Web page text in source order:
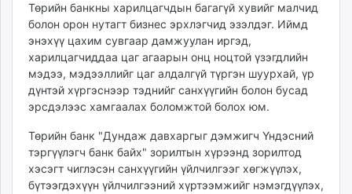
isee.mn
mglradio.com
fact.mn
itoim.mn
tumen.mn
shuum.mn
tvmongolia.mn
mass.mn
unegui.mn
Төрийн банкны харилцагчдын багагүй хувийг малчид
болон орон нутагт бизнес эрхлэгчид эзэлдэг. Иймд
энэхүү цахим сувгаар дамжуулан иргэд,
харилцагчиддаа цаг агаарын онц ноцтой үзэгдлийн
мэдээ, мэдээллийг цаг алдалгүй түргэн шуурхай, үр
дүнтэй хүргэснээр тэднийг санхүүгийн болон бусад
эрсдэлээс хамгаалах боломжтой болох юм.
Төрийн банк "Дундаж давхаргыг дэмжигч Үндэсний
тэргүүлэгч банк байх" зорилтын хүрээнд зорилтод
хэсэгт чиглэсэн санхүүгийн үйлчилгээг хөгжүүлэх,
бүтээгдэхүүн үйлчилгээний хүртээмжийг нэмэгдүүлэх,